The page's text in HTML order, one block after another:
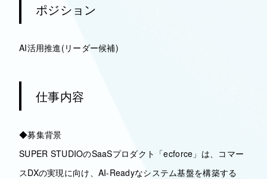
ポジション
AI活用推進(リーダー候補)
仕事内容
◆募集背景
SUPER STUDIOのSaaSプロダクト「ecforce」は、コマー
スDXの実現に向け、AI-Readyなシステム基盤を構築する